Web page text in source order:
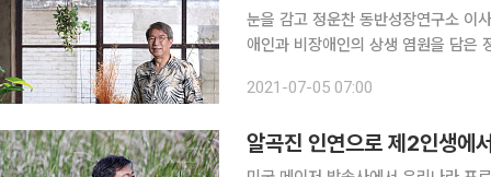
눈을 감고 정운찬 동반성장연구소 이
애인과 비장애인의 상생 염원을 담은
장연구소’에서 그를 만나 참 좋은 시
2021-07-05 07:00
알곡진 인연으로 제2인생에